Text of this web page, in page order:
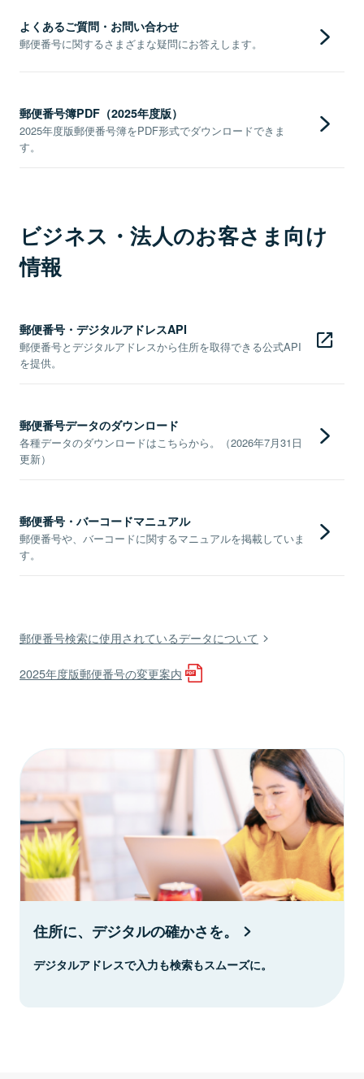
よくあるご質問・お問い合わせ
郵便番号に関するさまざまな疑問にお答えします。
郵便番号簿PDF（2025年度版）
2025年度版郵便番号簿をPDF形式でダウンロードできま
す。
ビジネス・法人のお客さま向け
情報
郵便番号・デジタルアドレスAPI
郵便番号とデジタルアドレスから住所を取得できる公式API
を提供。
郵便番号データのダウンロード
各種データのダウンロードはこちらから。（2026年7月31日
更新）
郵便番号・バーコードマニュアル
郵便番号や、バーコードに関するマニュアルを掲載していま
す。
郵便番号検索に使用されているデータについて
2025年度版郵便番号の変更案内
住所に、デジタルの確かさを。
デジタルアドレスで入力も検索もスムーズに。